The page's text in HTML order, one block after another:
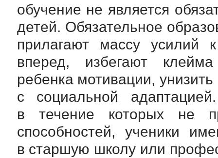
обучение не является
детей. Обязательное
прилагают массу усилий
вперед, избегают
ребенка мотивации,
с социальной
в течение которых не
способностей, ученики
в старшую школу или